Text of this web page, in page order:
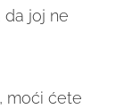
da joj ne
moći ćete